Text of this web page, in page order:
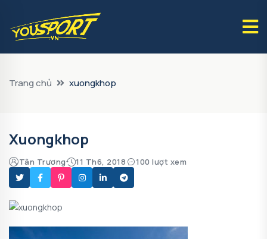
Trang chủ xuongkhop
Xuongkhop
Tân Trương 11 Th6, 2018 100 lượt xem